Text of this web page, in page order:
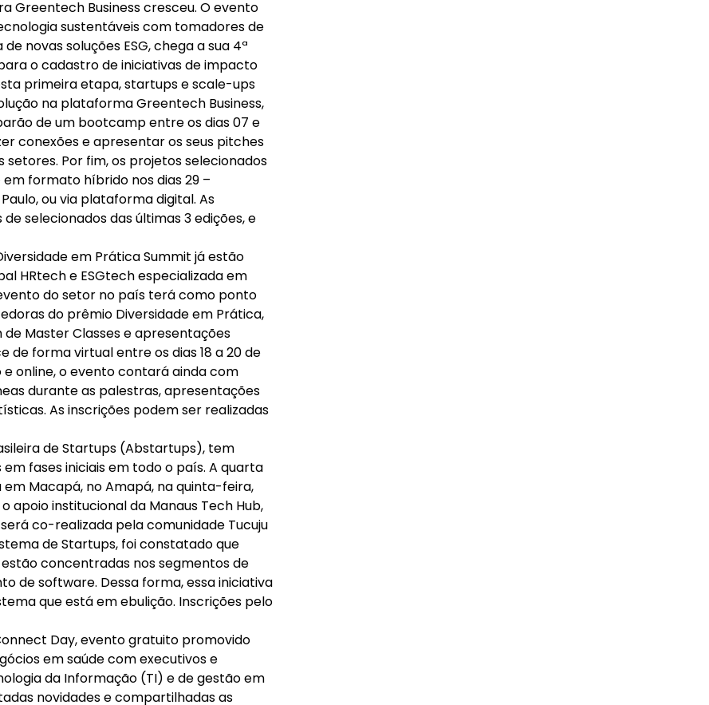
Greentech Business cresceu. O evento
sustentáveis com tomadores de
novas soluções ESG, chega a sua 4ª
o cadastro de iniciativas de impacto
primeira etapa, startups e scale-ups
na plataforma Greentech Business,
de um bootcamp entre os dias 07 e
conexões e apresentar os seus pitches
Por fim, os projetos selecionados
formato híbrido nos dias 29 –
ou via plataforma digital. As
selecionados das últimas 3 edições, e
em Prática Summit já estão
HRtech e ESGtech especializada em
do setor no país terá como ponto
do prêmio Diversidade em Prática,
de Master Classes e apresentações
forma virtual entre os dias 18 a 20 de
e online, o evento contará ainda com
durante as palestras, apresentações
As inscrições podem ser realizadas
de Startups (Abstartups), tem
fases iniciais em todo o país. A quarta
Macapá, no Amapá, na quinta-feira,
apoio institucional da Manaus Tech Hub,
co-realizada pela comunidade Tucuju
de Startups, foi constatado que
concentradas nos segmentos de
de software. Dessa forma, essa iniciativa
que está em ebulição. Inscrições pelo
Day, evento gratuito promovido
em saúde com executivos e
da Informação (TI) e de gestão em
novidades e compartilhadas as